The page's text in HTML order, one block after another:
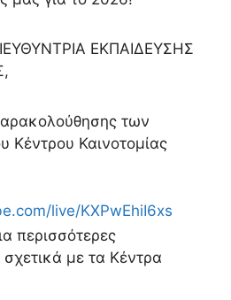
ΕΚΠΑΙΔΕΥΣΗΣ
των
Κέντρου Καινοτομίας
live/KXPwEhiI6xs
περισσότερες
με τα Κέντρα